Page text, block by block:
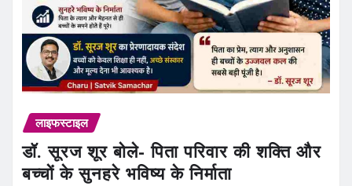
लाइफस्टाइल
डॉ. सूरज शूर बोले- पिता परिवार की शक्ति और
बच्चों के सुनहरे भविष्य के निर्माता